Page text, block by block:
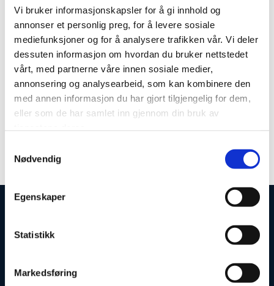
Vi bruker informasjonskapsler for å gi innhold og
annonser et personlig preg, for å levere sosiale
mediefunksjoner og for å analysere trafikken vår. Vi deler
dessuten informasjon om hvordan du bruker nettstedet
vårt, med partnerne våre innen sosiale medier,
annonsering og analysearbeid, som kan kombinere den
med annen informasjon du har gjort tilgjengelig for dem,
eller som de har samlet inn gjennom din bruk av
Nødvendig
Egenskaper
Statistikk
Markedsføring
Sammen med LO arrangerer vi årlig
Helikopterkonferansen, et sentralt møtested for
bransjen hvor sikkerhet, teknologi og arbeidsvilkår
er på dagsorden. Dette er en viktig arena for å
diskutere utfordringer og finne løsninger som
styrker helikopternæringens fremtid i Norge.
NF vil fortsette å jobbe for en trygg og effektiv
helikopterbransje gjennom samarbeid, politisk
påvirkning og erfaringsdeling.
KONTAKT